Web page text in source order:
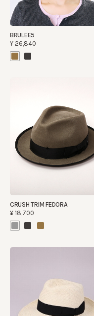
BRULEE5
¥26,840
CRUSH TRIM FEDORA
¥18,700